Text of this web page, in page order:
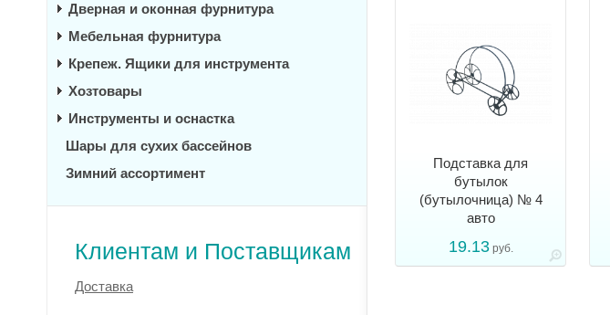
Подставка для
бутылок
(бутылочница) № 4
авто
19.13руб.
Дверная и оконная фурнитура
Мебельная фурнитура
Крепеж. Ящики для инструмента
Хозтовары
Инструменты и оснастка
Шары для сухих бассейнов
Зимний ассортимент
Клиентам и Поставщикам
Доставка